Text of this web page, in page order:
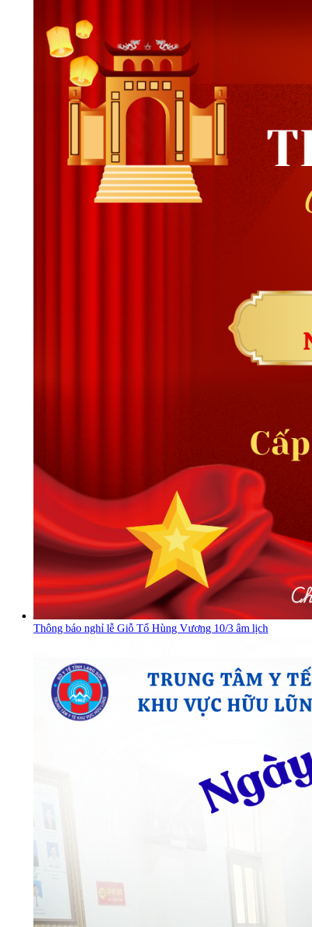
Thông báo nghỉ lễ Giỗ Tổ Hùng Vương 10/3 âm lịch